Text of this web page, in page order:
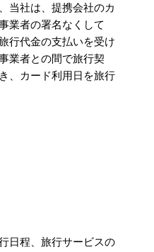
当社は、提携会社のカ
業者の署名なくして
行代金の支払いを受け
業者との間で旅行契
、カード利用日を旅行
日程、旅行サービスの